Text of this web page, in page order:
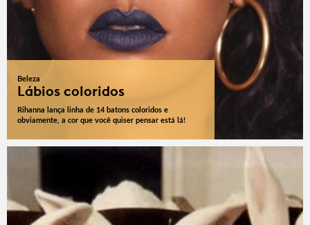
Beleza
Lábios coloridos
Rihanna lança linha de 14 batons coloridos e
obviamente, a cor que você quiser pensar está lá!